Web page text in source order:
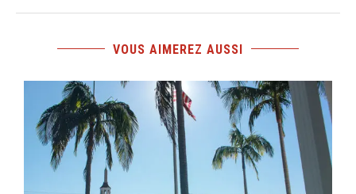
VOUS AIMEREZ AUSSI